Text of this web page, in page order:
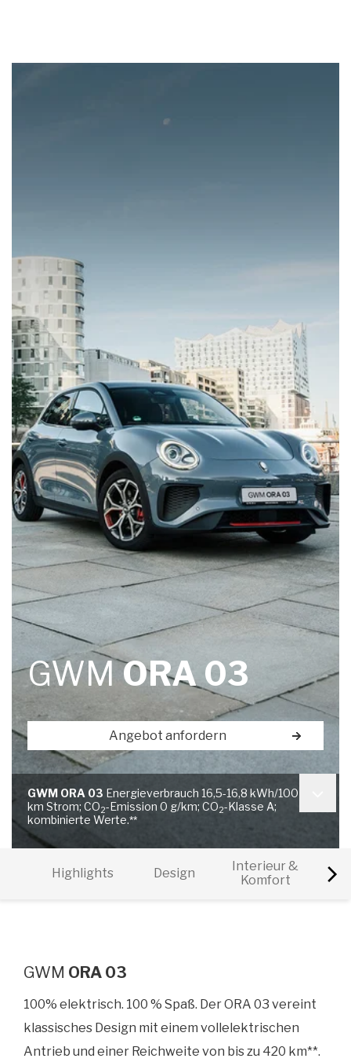
GWMORA 03
Angebot anfordern
GWM ORA 03 Energieverbrauch 16,5-16,8 kWh/100
km Strom; CO2-Emission 0 g/km; CO2-Klasse A;
kombinierte Werte.**
Highlights Design
Interieur &
Komfort
GWM ORA 03
100% elektrisch. 100 % Spaß. Der ORA 03 vereint
klassisches Design mit einem vollelektrischen
Antrieb und einer Reichweite von bis zu 420 km**.